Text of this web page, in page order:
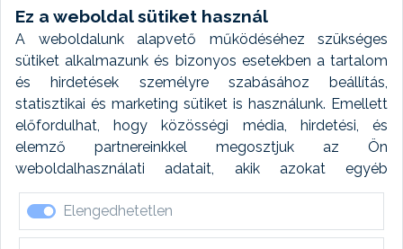
Ez a weboldal sütiket használ
A weboldalunk alapvető működéséhez szükséges
sütiket alkalmazunk és bizonyos esetekben a tartalom
és hirdetések személyre szabásához beállítás,
statisztikai és marketing sütiket is használunk. Emellett
előfordulhat, hogy közösségi média, hirdetési, és
elemző partnereinkkel megosztjuk az Ön
weboldalhasználati adatait, akik azokat egyéb
forrásokból gyűjtött adatokkal kombinálhatják. A sütik
elfogadásával kapcsolatosan naplózást végzünk és
ezen adatokat 6 hónap után automatikusan töröljük. A
Elengedhetetlen
Weboldal modul
Fényképtár extra modul
Autómosó modul
Feladatütemezés